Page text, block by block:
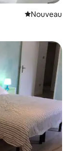
Nouvel
Nouveau